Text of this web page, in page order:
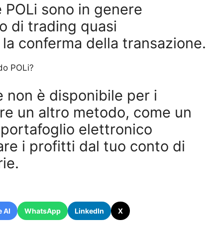
sono in genere
di trading quasi
conferma della transazione.
POLi?
non è disponibile per i
un altro metodo, come un
elettronico
i profitti dal tuo conto di
AI WhatsApp LinkedIn X